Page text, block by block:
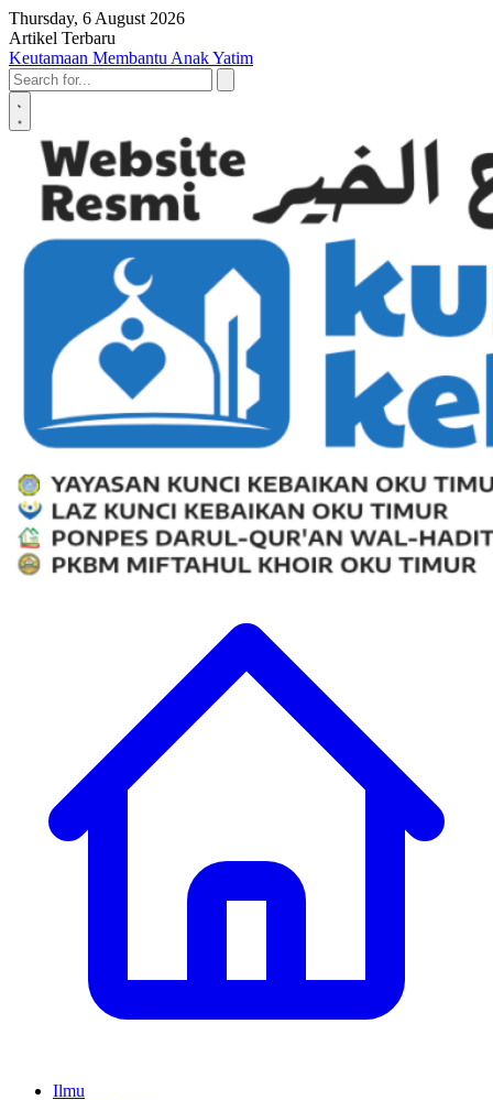
Skip to content
Thursday, 6 August 2026
Artikel Terbaru
Penyerahan SK LAZ Kunci Kebaikan OKU Timur, Tonggak Baru
Penguatan Pelayanan Umat